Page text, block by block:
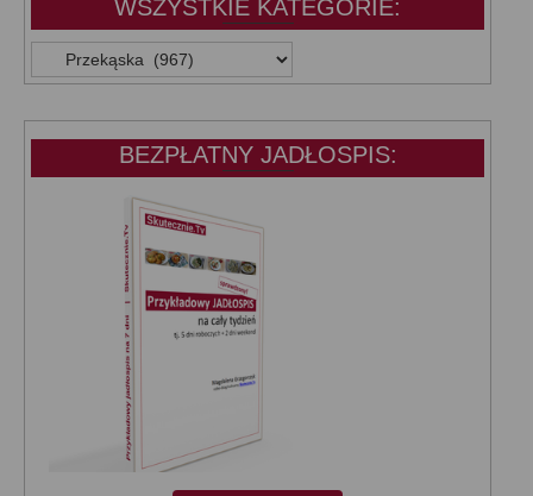
WSZYSTKIE KATEGORIE:
WSZYSTKIE
KATEGORIE:
BEZPŁATNY JADŁOSPIS: